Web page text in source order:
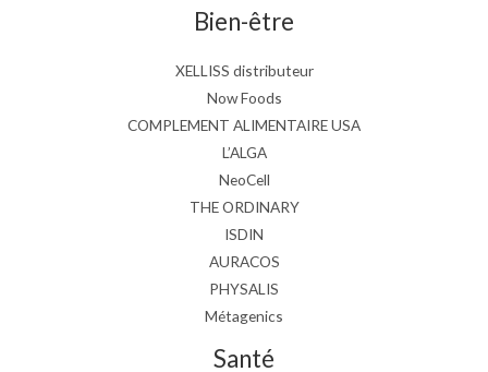
Bien-être
XELLISS distributeur
Now Foods
COMPLEMENT ALIMENTAIRE USA
L’ALGA
NeoCell
THE ORDINARY
ISDIN
AURACOS
PHYSALIS
Métagenics
Santé